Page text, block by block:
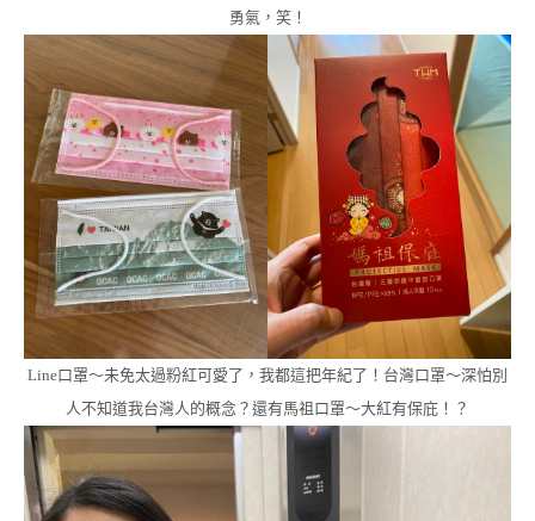
勇氣，笑！
Line口罩～未免太過粉紅可愛了，我都這把年紀了！台灣口罩～深怕別
人不知道我台灣人的概念？還有馬祖口罩～大紅有保庇！？